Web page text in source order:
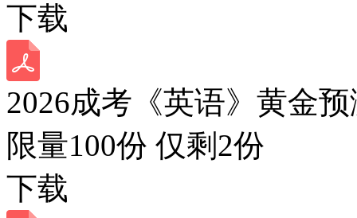
下载
2026成考《英语》黄金
限量100份 仅剩 2份
下载